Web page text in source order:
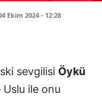
Ekim 2024 - 12:28
sevgilisi Öykü
Uslu ile onu